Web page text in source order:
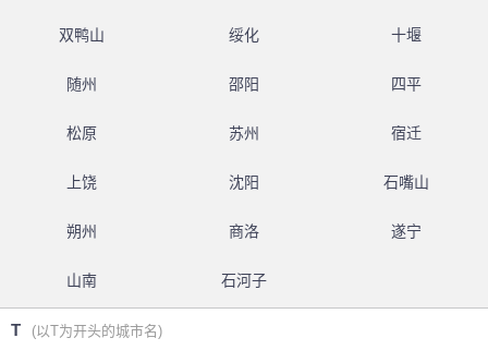
双鸭山 绥化 十堰
随州 邵阳 四平
松原 苏州 宿迁
上饶 沈阳 石嘴山
朔州 商洛 遂宁
山南 石河子
T (以T为开头的城市名)